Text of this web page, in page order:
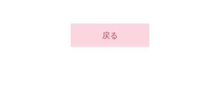
戻る